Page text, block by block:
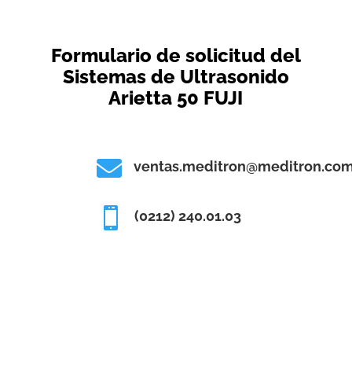
Formulario de solicitud del
Sistemas de Ultrasonido
Arietta 50 FUJI

 (0212) 240.01.03